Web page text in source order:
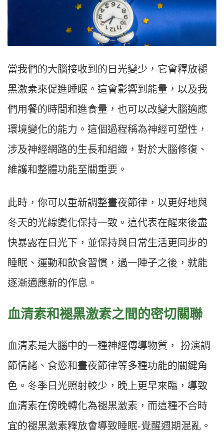
當我們的大腦接收到的日光變少，它會釋放褪
黑激素來促進睡眠。這會影響到能量，以及我
們用餐的時間和進食量，也可以改變大腦適應
環境變化的能力。這個過程稱為神經可塑性，
涉及神經網路的生長和組織，對於大腦修復、
維護和整體功能至關重要。
此時，你可以重新調整晝夜節律，以更好地與
冬天的光線變化保持一致。這代表在醒來後盡
快暴露在日光下，並保持與日常生活更同步的
睡眠、運動和飲食習慣，過一陣子之後，就能
逐漸適應新的作息。
血清素和褪黑激素之間的密切關聯
血清素是大腦中的一種神經傳導物質， 扮演調
節情緒、食慾和晝夜節律等多種功能的關鍵角
色。冬季日光照射較少，晚上更早來臨，導致
血清素在傍晚轉化為褪黑激素，而這種不合時
宜的褪黑激素釋放會導致睡眠-覺醒週期混亂。